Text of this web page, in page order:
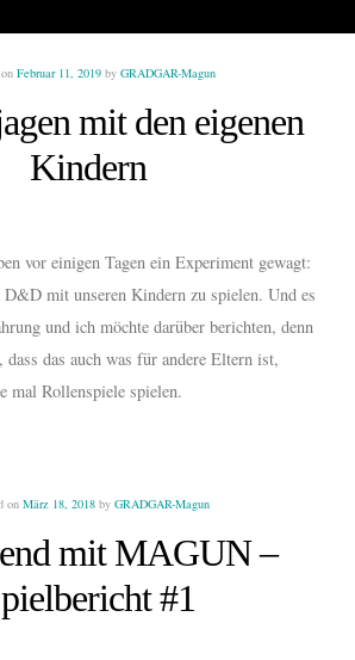
Februar 11, 2019 by GRADGAR-Magun
mit den eigenen
Kindern
vor einigen Tagen ein Experiment gewagt:
D&D mit unseren Kindern zu spielen. Und es
und ich möchte darüber berichten, denn
das auch was für andere Eltern ist,
mal Rollenspiele spielen.
on März 18, 2018 by GRADGAR-Magun
mit MAGUN –
#1